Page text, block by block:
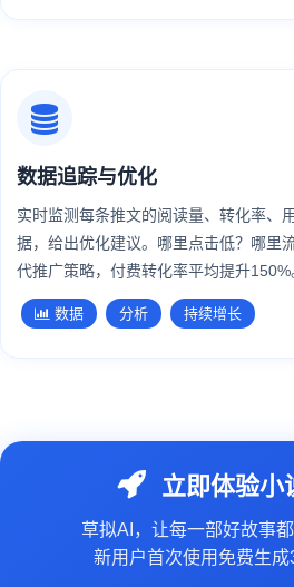
数据追踪与优化
实时监测每条推文的阅读量、转化率、
据，给出优化建议。哪里点击低？哪里
代推广策略，付费转化率平均提升150%
数据 分析 持续增长
立即体验小
草拟AI，让每一部好故事都
新用户首次使用免费生成